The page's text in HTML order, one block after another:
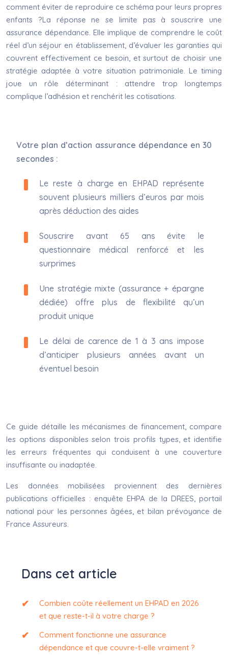
comment éviter de reproduire ce schéma pour leurs propres
enfants ?La réponse ne se limite pas à souscrire une
assurance dépendance. Elle implique de comprendre le coût
réel d’un séjour en établissement, d’évaluer les garanties qui
couvrent effectivement ce besoin, et surtout de choisir une
stratégie adaptée à votre situation patrimoniale. Le timing
joue un rôle déterminant : attendre trop longtemps
complique l’adhésion et renchérit les cotisations.
Votre plan d’action assurance dépendance en 30
secondes :
Le reste à charge en EHPAD représente
souvent plusieurs milliers d’euros par mois
après déduction des aides
Souscrire avant 65 ans évite le
questionnaire médical renforcé et les
surprimes
Une stratégie mixte (assurance + épargne
dédiée) offre plus de flexibilité qu’un
produit unique
Le délai de carence de 1 à 3 ans impose
d’anticiper plusieurs années avant un
éventuel besoin
Ce guide détaille les mécanismes de financement, compare
les options disponibles selon trois profils types, et identifie
les erreurs fréquentes qui conduisent à une couverture
insuffisante ou inadaptée.
Les données mobilisées proviennent des dernières
publications officielles : enquête EHPA de la DREES, portail
national pour les personnes âgées, et bilan prévoyance de
France Assureurs.
Dans cet article
Combien coûte réellement un EHPAD en 2026
et que reste-t-il à votre charge ?
Comment fonctionne une assurance
dépendance et que couvre-t-elle vraiment ?